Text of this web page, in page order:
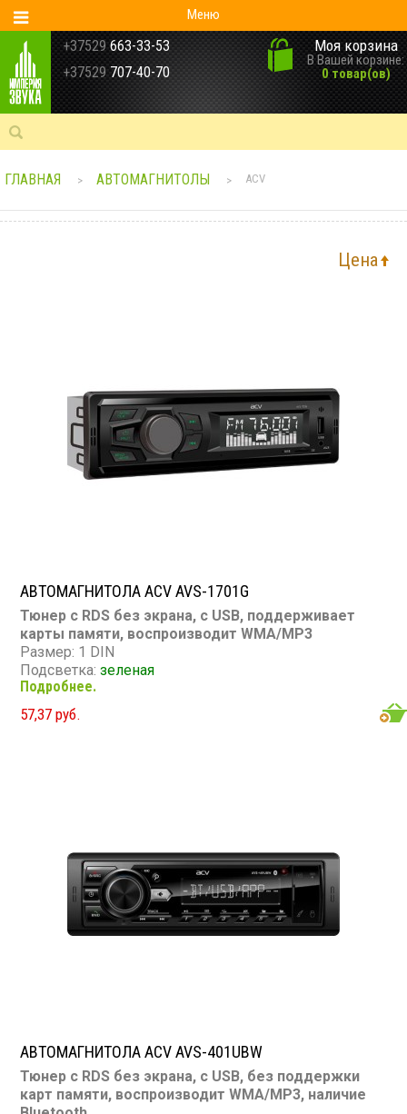
Меню
+37529 663-33-53
+37529 707-40-70
Моя корзина
В Вашей корзине:
0 товар(ов)
ГЛАВНАЯ > АВТОМАГНИТОЛЫ > ACV
Цена
АВТОМАГНИТОЛА ACV AVS-1701G
Тюнер с RDS без экрана, с USB, поддерживает
карты памяти, воспроизводит WMA/MP3
Размер: 1 DIN
Подсветка:зеленая
CD/MP3: нет/есть
Воспроизведение видео: нет
Экран: нет
Съемная панель: нет
RCA (линейные) выходы: есть
Мощность 25 Вт х 4
Подробнее.
57,37 руб.
АВТОМАГНИТОЛА ACV AVS-401UBW
Тюнер с RDS без экрана, с USB, без поддержки
карт памяти, воспроизводит WMA/MP3, наличие